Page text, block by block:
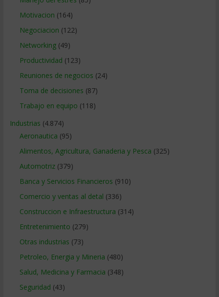
Motivacion (164)
Negociacion (122)
Networking(49)
Productividad (123)
Reuniones de negocios (24)
Toma de decisiones (87)
Trabajo en equipo (118)
Industrias (4.874)
Aeronautica (95)
Alimentos, Agricultura, Ganaderia y Pesca (325)
Automotriz(379)
Banca y Servicios Financieros (910)
Comercio y ventas al detal (336)
Construccion e Infraestructura (314)
Entretenimiento (279)
Otras industrias (73)
Petroleo, Energia y Mineria (480)
Salud, Medicina y Farmacia (348)
Seguridad (43)